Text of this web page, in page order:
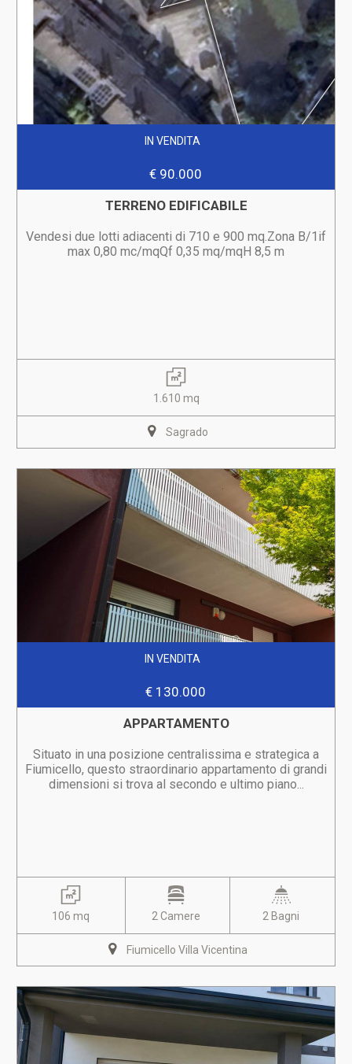
IN VENDITA
€ 90.000
TERRENO EDIFICABILE
Vendesi due lotti adiacenti di 710 e 900 mq.Zona B/1if
max 0,80 mc/mqQf 0,35 mq/mqH 8,5 m
1.610 mq
Sagrado
IN VENDITA
€ 130.000
APPARTAMENTO
Situato in una posizione centralissima e strategica a
Fiumicello, questo straordinario appartamento di grandi
dimensioni si trova al secondo e ultimo piano...
106 mq 2 Camere 2 Bagni
Fiumicello Villa Vicentina